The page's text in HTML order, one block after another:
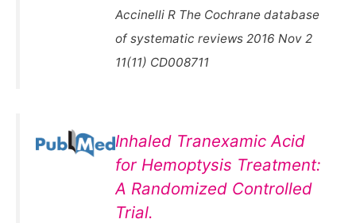
Accinelli R The Cochrane database
of systematic reviews 2016 Nov 2
11(11) CD008711
Inhaled Tranexamic Acid
for Hemoptysis Treatment:
A Randomized Controlled
Trial.